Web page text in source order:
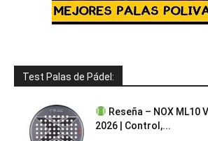
Test Palas de Pádel:
Reseña – NOX ML10
2026 | Control,...